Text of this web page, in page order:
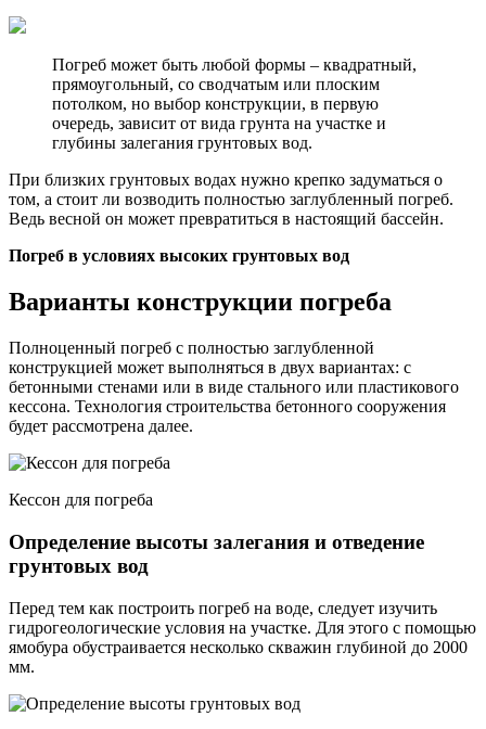
Погреб может быть любой формы – квадратный,
прямоугольный, со сводчатым или плоским
потолком, но выбор конструкции, в первую
очередь, зависит от вида грунта на участке и
глубины залегания грунтовых вод.
При близких грунтовых водах нужно крепко задуматься о
том, а стоит ли возводить полностью заглубленный погреб.
Ведь весной он может превратиться в настоящий бассейн.
Погреб в условиях высоких грунтовых вод
Варианты конструкции погреба
Полноценный погреб с полностью заглубленной
конструкцией может выполняться в двух вариантах: с
бетонными стенами или в виде стального или пластикового
кессона. Технология строительства бетонного сооружения
будет рассмотрена далее.
Кессон для погреба
Определение высоты залегания и отведение
грунтовых вод
Перед тем как построить погреб на воде, следует изучить
гидрогеологические условия на участке. Для этого с помощью
ямобура обустраивается несколько скважин глубиной до 2000
мм.